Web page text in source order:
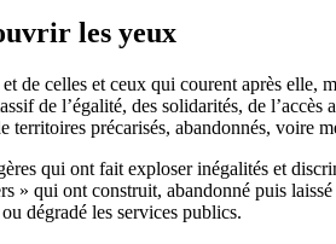
les yeux
de celles et ceux qui courent après elle,
de l’égalité, des solidarités, de
territoires précarisés, abandonnés, voire
qui ont fait exploser inégalités et
» qui ont construit, abandonné puis
dégradé les services publics.